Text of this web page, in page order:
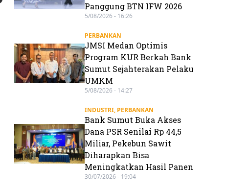
Panggung BTN IFW 2026
5/08/2026 - 16:26
PERBANKAN
JMSI Medan Optimis
Program KUR Berkah Bank
Sumut Sejahterakan Pelaku
UMKM
5/08/2026 - 14:27
INDUSTRI, PERBANKAN
Bank Sumut Buka Akses
Dana PSR Senilai Rp 44,5
Miliar, Pekebun Sawit
Diharapkan Bisa
Meningkatkan Hasil Panen
30/07/2026 - 19:04